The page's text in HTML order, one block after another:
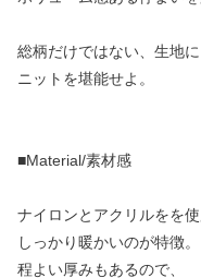
総柄だけではない、生地
ニットを堪能せよ。
■Material/素材感
ナイロンとアクリルをを
しっかり暖かいのが特徴。
程よい厚みもあるので、